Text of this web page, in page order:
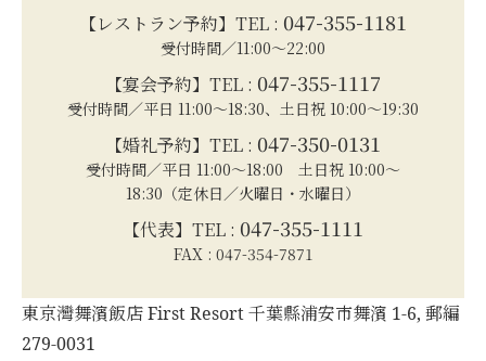
【レストラン予約】TEL : 047-355-1181
受付時間／11:00～22:00
【宴会予約】TEL : 047-355-1117
受付時間／平日 11:00～18:30、土日祝 10:00～19:30
【婚礼予約】TEL : 047-350-0131
受付時間／平日 11:00～18:00 土日祝 10:00～
18:30（定休日／火曜日・水曜日）
【代表】TEL : 047-355-1111
FAX : 047-354-7871
東京灣舞濱飯店 First Resort 千葉縣浦安市舞濱 1-6, 郵編
279-0031